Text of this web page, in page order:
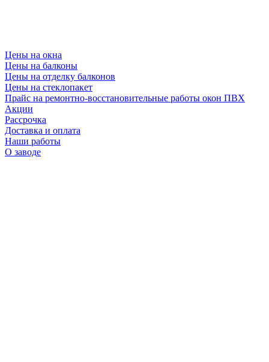
Цены на окна
Цены на балконы
Цены на отделку балконов
Цены на стеклопакет
Прайс на ремонтно-восстановительные работы окон ПВХ
Акции
Рассрочка
Доставка и оплата
Наши работы
О заводе